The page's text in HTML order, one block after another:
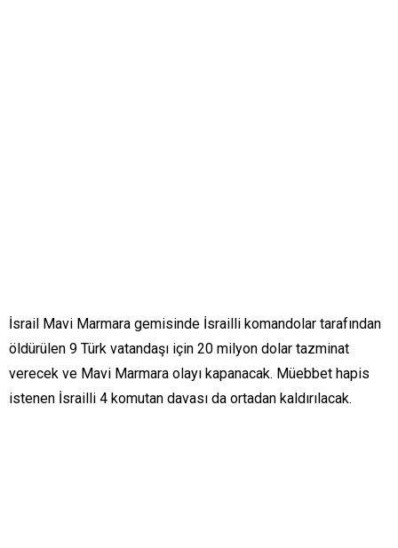
İsrail Mavi Marmara gemisinde İsrailli komandolar tarafından
öldürülen 9 Türk vatandaşı için 20 milyon dolar tazminat
verecek ve Mavi Marmara olayı kapanacak. Müebbet hapis
istenen İsrailli 4 komutan davası da ortadan kaldırılacak.